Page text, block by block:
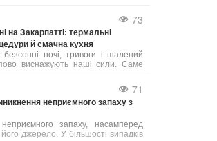
яка тренується годину, але
без руху.
73
на Закарпатті: термальні
й смачна кухня
безсонні ночі, тривоги і шалений
виснажують наші сили. Саме
про своє здоров’я. Косино
із таких кофортних куточків,
термальним водам, сучасним
а також медичним послугам
тіло і розум.
71
неприємного запаху з
запаху, насамперед
його джерело. У більшості випадків